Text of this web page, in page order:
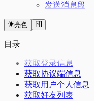
发送消息段
亮色
目录
获取登录信息
获取协议端信息
获取用户个人信息
获取好友列表